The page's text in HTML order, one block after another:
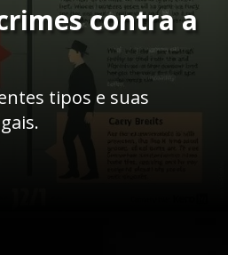
contra a
tipos e suas